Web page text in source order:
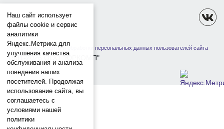
Политика защиты и обработки персональных данных пользователей сайта
1991-2026 ООО "ЮРКОМП"
Наш сайт использует
файлы cookie и сервис
аналитики
Яндекс.Метрика для
улучшения качества
обслуживания и анализа
поведения наших
посетителей. Продолжая
использование сайта, вы
соглашаетесь с
условиями нашей
политики